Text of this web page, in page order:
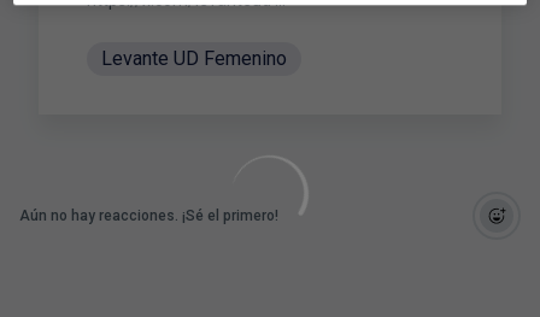
Levante UD Femenino
Aún no hay reacciones. ¡Sé el primero!